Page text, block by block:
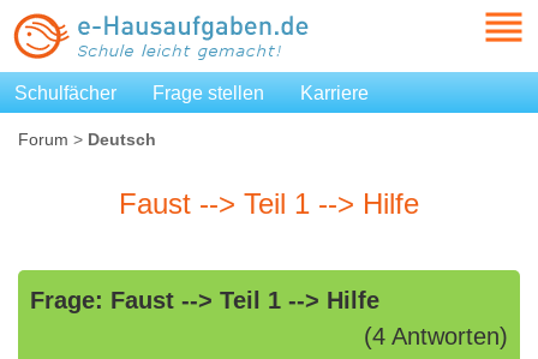
Schulfächer Frage stellen Karriere
Forum > Deutsch
Faust --> Teil 1 --> Hilfe
Frage: Faust --> Teil 1 --> Hilfe
(4 Antworten)